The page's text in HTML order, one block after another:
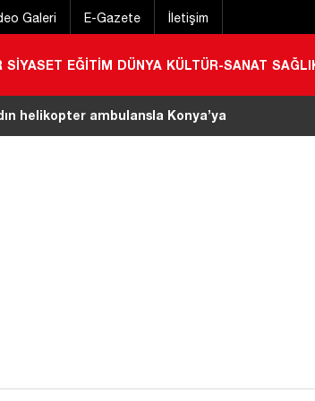
Galeri E-Gazete İletişim
SİYASET EĞİTİM DÜNYA KÜLTÜR-SANAT
Ölümden böyle kaçtı |